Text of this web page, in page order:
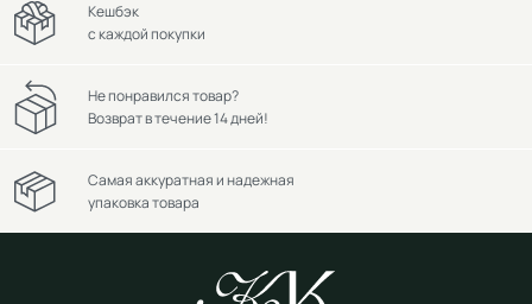
Кешбэк
с каждой покупки
Не понравился товар?
Возврат в течение 14 дней!
Самая аккуратная и надежная
упаковка товара